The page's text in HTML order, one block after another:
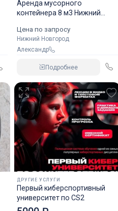
Аренда мусорного
контейнера 8 м3 Нижний
Цена по запросу
Нижний Новгород
Александр
Подробнее
ДРУГИЕ УСЛУГИ
Первый киберспортивный
университет по CS2